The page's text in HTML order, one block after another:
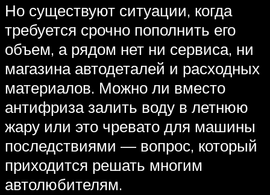
Но существуют ситуации, когда
требуется срочно пополнить его
объем, а рядом нет ни сервиса, ни
магазина автодеталей и расходных
материалов. Можно ли вместо
антифриза залить воду в летнюю
жару или это чревато для машины
последствиями — вопрос, который
приходится решать многим
автолюбителям.